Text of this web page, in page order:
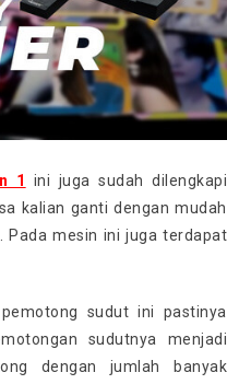
1
ini juga sudah dilengkapi
kalian ganti dengan mudah
Pada mesin ini juga terdapat
sudut ini pastinya
sudutnya menjadi
dengan jumlah banyak